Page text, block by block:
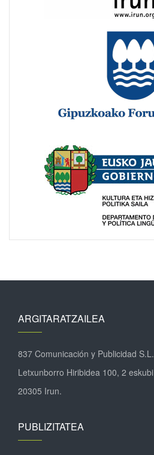
ARGITARATZAILEA
837 Comunicación y Publicidad S.L.
Letxunborro Hiribidea 100, 2 eskubi
20305 Irun.
PUBLIZITATEA